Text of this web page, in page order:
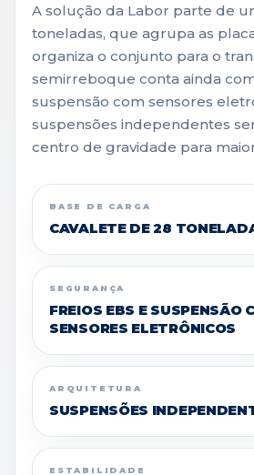
A solução da Labor parte de
toneladas, que agrupa as
organiza o conjunto para o
semirreboque conta ainda
suspensão com sensores
suspensões independentes
centro de gravidade para
BASE DE CARGA
CAVALETE DE 28
SEGURANÇA
FREIOS EBS E SUSPENSÃO
SENSORES ELETRÔNICOS
ARQUITETURA
SUSPENSÕES
ESTABILIDADE